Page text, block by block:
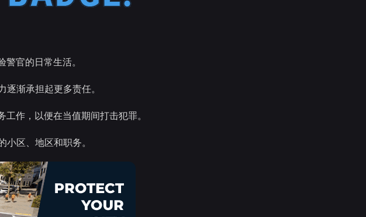
官的日常生活。
渐承担起更多责任。
作，以便在当值期间打击犯罪。
区、地区和职务。